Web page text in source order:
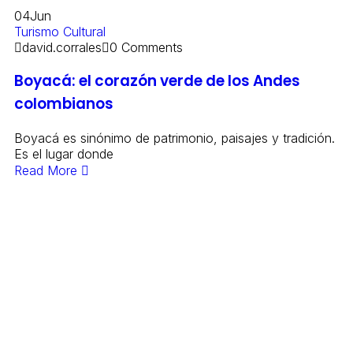
04Jun
Turismo Cultural
david.corrales 0 Comments
Boyacá: el corazón verde de los Andes
colombianos
Boyacá es sinónimo de patrimonio, paisajes y tradición.
Es el lugar donde
Read More